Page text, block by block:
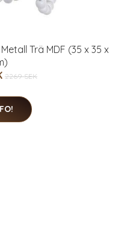
Trä MDF (35 x 35 x
2269 SEK